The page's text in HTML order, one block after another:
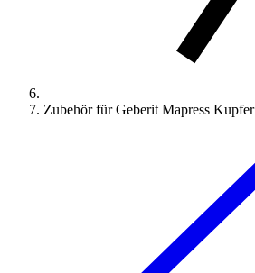
Zubehör für Geberit Mapress Kupfer